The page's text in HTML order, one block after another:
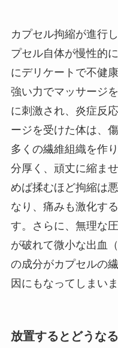
カプセル拘縮が進行
プセル自体が慢性的
にデリケートで不健
強い力でマッサージ
に刺激され、炎症反
ージを受けた体は、
多くの繊維組織を作
分厚く、頑丈に縮ま
めば揉むほど拘縮は
なり、痛みも激化す
す。さらに、無理な
が破れて微小な出血
の成分がカプセルの
因にもなってしまいま
放置するとどうな